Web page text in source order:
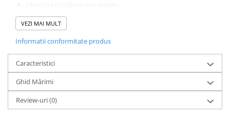
Ideal pentru sezonul rece datorită căptușelii din lână
care caută încălțăminte minimalistă, confortabilă și realizată
responsabil.
Instrucțiuni de îngrijire: Înainte de prima purtare, vă
recomandăm să aplicați o ceară sau un balsam natural pentru a
evita petele și urmele de apă pe piele. Murdăria se îndepărtează
cel mai bine uscată. Vă recomandăm curățarea cu o cârpă umedă
și spumă de curățare și aplicarea regulată a unui balsam natural
VEZI MAI MULT
Informatii conformitate produs
Caracteristici
Ghid Mărimi
Review-uri(0)